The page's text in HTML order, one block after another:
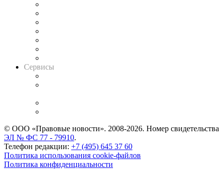
Сервисы
© ООО «Правовые новости». 2008-2026. Номер свидетельства
ЭЛ № ФС 77 - 79910.
Телефон редакции: +7 (495) 645 37 60
Политика использования cookie-файлов
Политика конфиденциальности